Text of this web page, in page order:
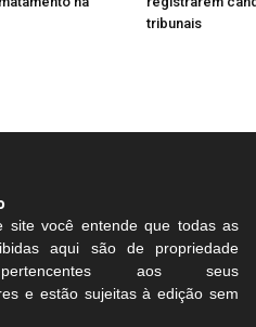
tribunais
site você entende que todas as
aqui são de propriedade
aos seus
e estão sujeitas à edição sem